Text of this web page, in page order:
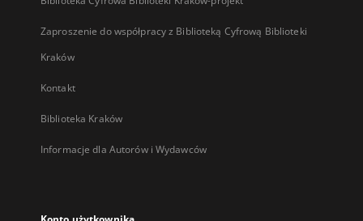
Zaproszenie do współpracy z Biblioteką Cyfrową Biblioteki
Kraków
Kontakt
Biblioteka Kraków
Informacje dla Autorów i Wydawców